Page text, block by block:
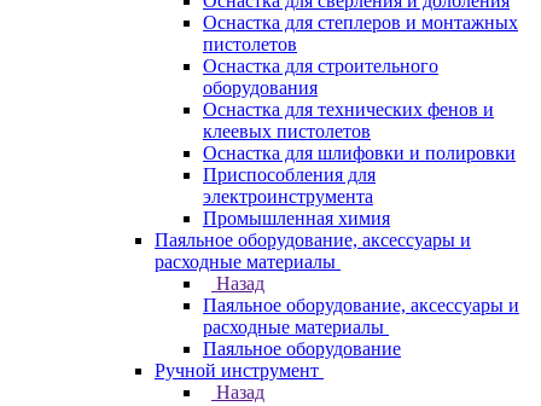
Оснастка для степлеров и монтажных
пистолетов
Оснастка для строительного
оборудования
Оснастка для технических фенов и
клеевых пистолетов
Оснастка для шлифовки и полировки
Приспособления для
электроинструмента
Промышленная химия
Паяльное оборудование, аксессуары и
расходные материалы
Назад
Паяльное оборудование, аксессуары и
расходные материалы
Паяльное оборудование
Ручной инструмент
Назад